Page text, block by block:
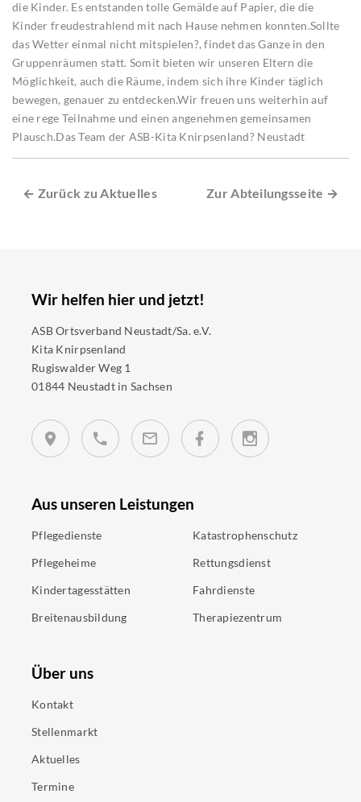
die Kinder. Es entstanden tolle Gemälde auf Papier, die die
Kinder freudestrahlend mit nach Hause nehmen konnten.Sollte
das Wetter einmal nicht mitspielen?, findet das Ganze in den
Gruppenräumen statt. Somit bieten wir unseren Eltern die
Möglichkeit, auch die Räume, indem sich ihre Kinder täglich
bewegen, genauer zu entdecken.Wir freuen uns weiterhin auf
eine rege Teilnahme und einen angenehmen gemeinsamen
Plausch.Das Team der ASB-Kita Knirpsenland? Neustadt
← Zurück zu Aktuelles Zur Abteilungsseite →
Wir helfen hier und jetzt!
ASB Ortsverband Neustadt/Sa. e.V.
Kita Knirpsenland
Rugiswalder Weg 1
01844 Neustadt in Sachsen
Aus unseren Leistungen
Pflegedienste
Pflegeheime
Kindertagesstätten
Breitenausbildung
Katastrophenschutz
Rettungsdienst
Fahrdienste
Therapiezentrum
Über uns
Kontakt
Stellenmarkt
Aktuelles
Termine